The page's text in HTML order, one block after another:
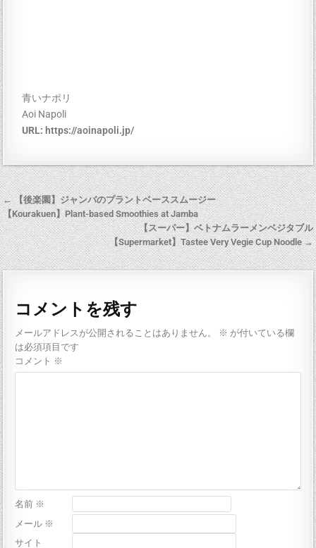
青いナポリ
Aoi Napoli
URL: https://aoinapoli.jp/
← 【後楽園】ジャンバのプラントベーススムージー
【Kourakuen】Plant-based Smoothies at Jamba
【スーパー】ベトナムラーメンベジタブル
【Supermarket】Tastee Very Vegie Cup Noodle →
コメントを残す
メールアドレスが公開されることはありません。 ※ が付いている欄
は必須項目です
コメント ※
名前 ※
メール ※
サイト